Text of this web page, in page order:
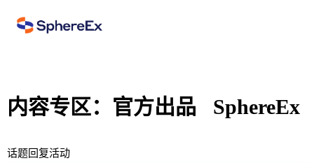
内容专区：官方出品 SphereEx
话题 回复活动